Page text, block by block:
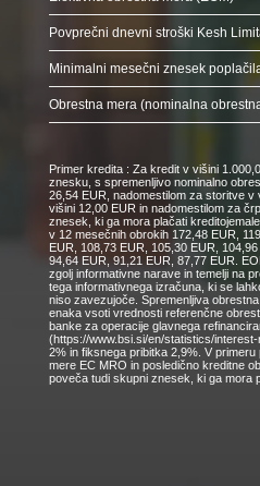
Povprečni dnevni stroški Kesh
Minimalni mesečni znesek
Obrestna mera (nominalna
Primer kredita : Za kredit v višini
znesku, s spremenljivo nominalno
26,54 EUR, nadomestilom za storitve v
višini 12,00 EUR in nadomestilom za
znesek, ki ga mora plačati
v 12 mesečnih obrokih 172,48 EUR,
EUR, 108,73 EUR, 105,30 EUR,
94,64 EUR, 91,21 EUR, 87,77 EUR.
zgolj informativne narave in temelji na
tega informativnega izračuna, ki se
niso zavezujoče. Spremenljiva
enaka vsoti vrednosti referenčne
banke za operacije glavnega
(https://www.bsi.si/en/statistics/
2% in fiksnega pribitka 2,9%. V
mere EC MRO in posledično kreditne
poveča tudi skupni znesek, ki ga mora